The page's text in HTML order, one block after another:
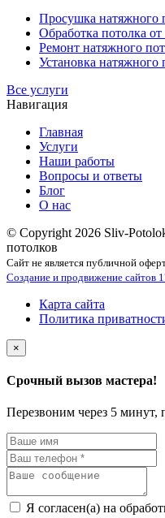
Просушка натяжного
Обработка потолка от
Ремонт натяжного
Установка натяжного
Все услуги
Навигация
Главная
Услуги
Наши работы
Вопросы и ответы
Блог
О нас
© Copyright 2026 Sliv-
потолков
Сайт не является публичной
Создание и продвижение сайтов
Карта сайта
Политика
×
Срочный вызов мастера!
Перезвоним через 5 минут,
Я согласен(а) на